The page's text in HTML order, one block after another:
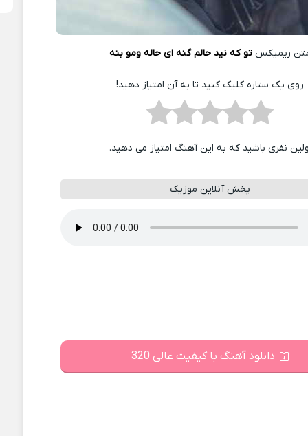
ریمیکس تو که نید حالم گنه ای حاله ومو بنه
روی یک ستاره کلیک کنید تا به آن امتیاز دهید!
نفری باشید که به این آهنگ امتیاز می دهید.
پخش آنلاین موزیک
دانلود آهنگ با کیفیت عالی 320